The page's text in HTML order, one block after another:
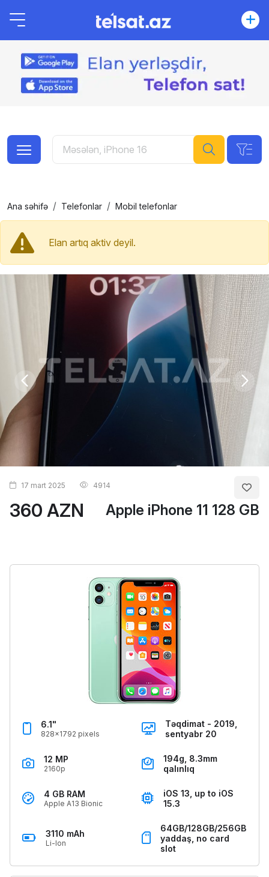
Ana səhifə Telefonlar Mobil telefonlar
Elan artıq aktiv deyil.
360 AZN Apple iPhone 11 128 GB
17 mart 2025 4914
6.1"
828x1792 pixels
Təqdimat - 2019,
sentyabr 20
12 MP
2160p
194g, 8.3mm
qalınlıq
4 GB RAM
Apple A13 Bionic
iOS 13, up to iOS
15.3
3110 mAh
Li-Ion
64GB/128GB/256GB
yaddaş, no card
slot